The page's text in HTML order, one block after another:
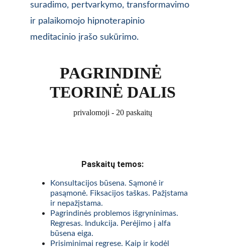
suradimo, pertvarkymo, transformavimo
ir palaikomojo hipnoterapinio
meditacinio įrašo sukūrimo.
PAGRINDINĖ
TEORINĖ DALIS
privalomoji - 20 paskaitų
Konsultacijos būsena. Sąmonė ir
pasąmonė. Fiksacijos taškas. Pažįstama
ir nepažįstama.
Pagrindinės problemos išgryninimas.
Regresas. Indukcija. Perėjimo į alfa
būsena eiga.
Prisiminimai regrese. Kaip ir kodėl
Paskaitų temos: